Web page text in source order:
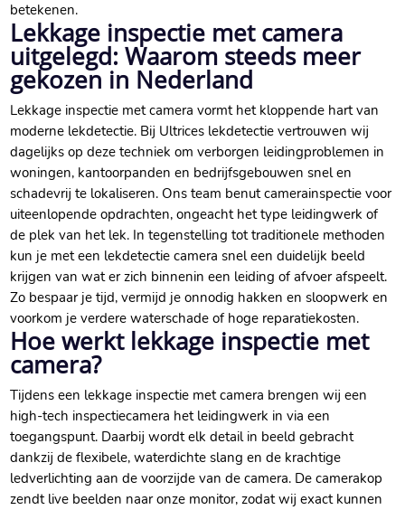
betekenen.​
Lekkage inspectie met camera
uitgelegd: Waarom steeds meer
gekozen in Nederland
Lekkage inspectie met camera vormt het kloppende hart van
moderne lekdetectie.​ Bij Ultrices lekdetectie vertrouwen wij
dagelijks op deze techniek om verborgen leidingproblemen in
woningen, kantoorpanden en bedrijfsgebouwen snel en
schadevrij te lokaliseren.​ Ons team benut camerainspectie voor
uiteenlopende opdrachten, ongeacht het type leidingwerk of
de plek van het lek.​ In tegenstelling tot traditionele methoden
kun je met een lekdetectie camera snel een duidelijk beeld
krijgen van wat er zich binnenin een leiding of afvoer afspeelt.​
Zo bespaar je tijd, vermijd je onnodig hakken en sloopwerk en
voorkom je verdere waterschade of hoge reparatiekosten.​
Hoe werkt lekkage inspectie met
camera?
Tijdens een lekkage inspectie met camera brengen wij een
high-tech inspectiecamera het leidingwerk in via een
toegangspunt.​ Daarbij wordt elk detail in beeld gebracht
dankzij de flexibele, waterdichte slang en de krachtige
ledverlichting aan de voorzijde van de camera.​ De camerakop
zendt live beelden naar onze monitor, zodat wij exact kunnen